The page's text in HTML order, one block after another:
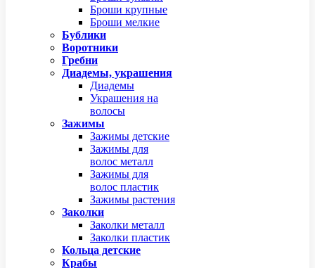
Броши крупные
Броши мелкие
Бублики
Воротники
Гребни
Диадемы, украшения
Диадемы
Украшения на
волосы
Зажимы
Зажимы детские
Зажимы для
волос металл
Зажимы для
волос пластик
Зажимы растения
Заколки
Заколки металл
Заколки пластик
Кольца детские
Крабы